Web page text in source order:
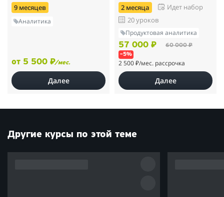
9 месяцев
Аналитика
от 5 500 ₽/мес.
Далее
2 месяца
Идет набор
20 уроков
Продуктовая аналитика
57 000 ₽ 60 000 ₽
–5%
2 500 ₽/мес. рассрочка
Далее
Другие курсы по этой теме